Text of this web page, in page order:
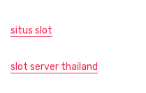
situs slot
slot server thailand